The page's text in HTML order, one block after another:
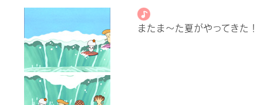
またま～た夏がやってきた！